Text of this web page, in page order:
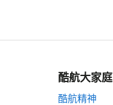
酷航大家庭
酷航精神